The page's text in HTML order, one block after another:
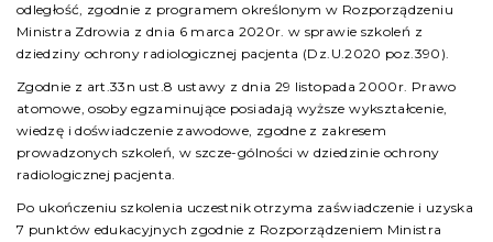
odległość, zgodnie z programem określonym w Rozporządzeniu
Ministra Zdrowia z dnia 6 marca 2020r. w sprawie szkoleń z
dziedziny ochrony radiologicznej pacjenta (Dz.U.2020 poz.390).
Zgodnie z art.33n ust.8 ustawy z dnia 29 listopada 2000r. Prawo
atomowe, osoby egzaminujące posiadają wyższe wykształcenie,
wiedzę i doświadczenie zawodowe, zgodne z zakresem
prowadzonych szkoleń, w szcze-gólności w dziedzinie ochrony
radiologicznej pacjenta.
Po ukończeniu szkolenia uczestnik otrzyma zaświadczenie i uzyska
7 punktów edukacyjnych zgodnie z Rozporządzeniem Ministra